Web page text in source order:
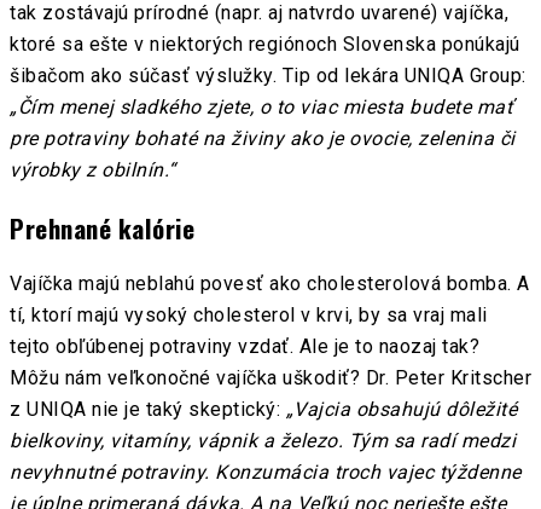
tak zostávajú prírodné (napr. aj natvrdo uvarené) vajíčka,
ktoré sa ešte v niektorých regiónoch Slovenska ponúkajú
šibačom ako súčasť výslužky. Tip od lekára UNIQA Group:
„Čím menej sladkého zjete, o to viac miesta budete mať
pre potraviny bohaté na živiny ako je ovocie, zelenina či
výrobky z obilnín.“
Prehnané kalórie
Vajíčka majú neblahú povesť ako cholesterolová bomba. A
tí, ktorí majú vysoký cholesterol v krvi, by sa vraj mali
tejto obľúbenej potraviny vzdať. Ale je to naozaj tak?
Môžu nám veľkonočné vajíčka uškodiť? Dr. Peter Kritscher
z UNIQA nie je taký skeptický: „Vajcia obsahujú dôležité
bielkoviny, vitamíny, vápnik a železo. Tým sa radí medzi
nevyhnutné potraviny. Konzumácia troch vajec týždenne
je úplne primeraná dávka. A na Veľkú noc neriešte ešte